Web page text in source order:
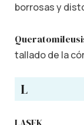
borrosas y
tallado de la
L